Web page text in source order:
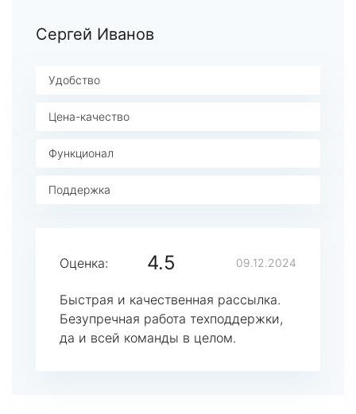
Сергей Иванов
Удобство
Цена-качество
Функционал
Поддержка
Оценка: 4.5 09.12.2024
Быстрая и качественная рассылка.
Безупречная работа техподдержки,
да и всей команды в целом.